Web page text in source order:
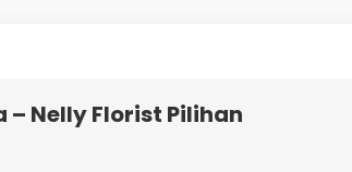
Nelly Florist Pilihan